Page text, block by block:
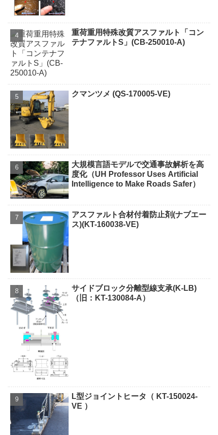
重荷重用特殊改質アスファルト「コン
テナファルトS」(CB-250010-A)
クマンツメ (QS-170005-VE)
大規模言語モデルで交通事故解析を高
度化（UH Professor Uses Artificial
Intelligence to Make Roads Safer）
アスファルト合材付着防止剤(ナブエー
ス)(KT-160038-VE)
サイドブロック分離型線支承(K-LB)
（旧：KT-130084-A）
L型ジョイントヒータ（ KT-150024-
VE ）